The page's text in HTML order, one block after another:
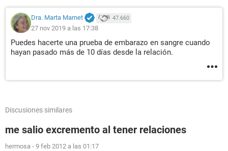
Dra. Marta Marnet 47.660
27 nov 2019 a las 17:38
Puedes hacerte una prueba de embarazo en sangre cuando
hayan pasado más de 10 días desde la relación.
Discusiones similares
me salio excremento al tener relaciones
hermosa - 9 feb 2012 a las 01:17